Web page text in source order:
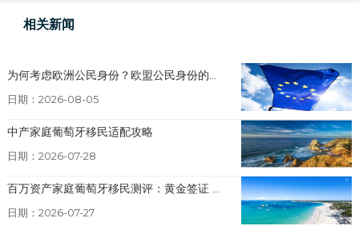
相关新闻
为何考虑欧洲公民身份？欧盟公民身份的...
日期：2026-08-05
中产家庭葡萄牙移民适配攻略
日期：2026-07-28
百万资产家庭葡萄牙移民测评：黄金签证 ...
日期：2026-07-27